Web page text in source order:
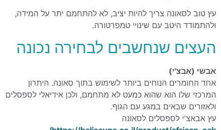
עץ טוב לסאונה צריך להיות יציב, לא להתחמם יתר על המידה,
ולהתמודד היטב עם שינויי טמפרטורה.
העצים שנחשבים לבחירה נכונה
אבשי (אבצ'י)
אחד החומרים הנוחים ביותר לשימוש בתוך סאונה. היתרון
המרכזי שלו הוא שהוא כמעט לא מתחמם, ולכן אידיאלי לספסלים
ולאזורים שבאים במגע עם הגוף.
עץ אבאצ'י לספסלים לסאונה